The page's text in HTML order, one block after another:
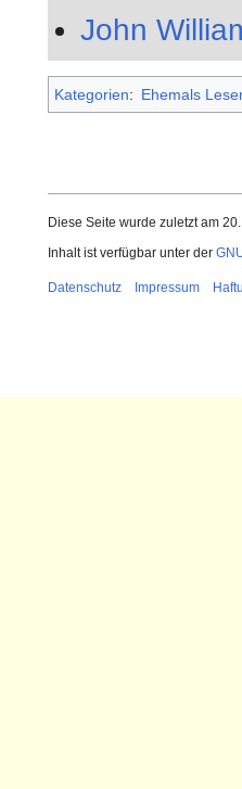
John
Kategorien: Ehemals
Diese Seite wurde zuletzt am
Inhalt ist verfügbar unter der
Datenschutz Impressum